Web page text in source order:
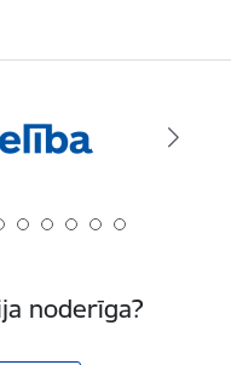
noderīga?